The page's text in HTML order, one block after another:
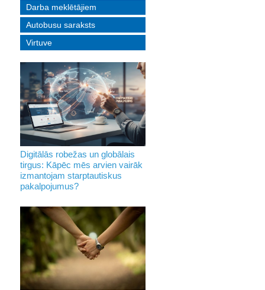
Darba meklētājiem
Autobusu saraksts
Virtuve
Digitālās robežas un globālais
tirgus: Kāpēc mēs arvien vairāk
izmantojam starptautiskus
pakalpojumus?